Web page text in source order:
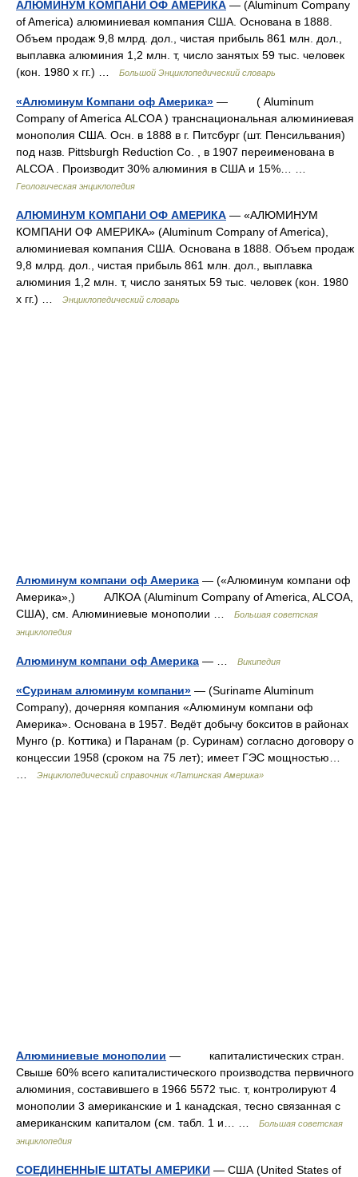
АЛЮМИНУМ КОМПАНИ ОФ АМЕРИКА — (Aluminum Company
of America) алюминиевая компания США. Основана в 1888.
Объем продаж 9,8 млрд. дол., чистая прибыль 861 млн. дол.,
выплавка алюминия 1,2 млн. т, число занятых 59 тыс. человек
(кон. 1980 х гг.) …
Большой Энциклопедический словарь
«Алюминум Компани оф Америка» — ( Аluminum
Company of America АLCOA ) транснациональная алюминиевая
монополия США. Oсн. в 1888 в г. Питсбург (шт. Пенсильвания)
под назв. Pittsburgh Reduction Co. , в 1907 переименована в
АLCOA . Производит 30% алюминия в США и 15%… …
Геологическая энциклопедия
АЛЮМИНУМ КОМПАНИ ОФ АМЕРИКА — «АЛЮМИНУМ
КОМПАНИ ОФ АМЕРИКА» (Aluminum Company of America),
алюминиевая компания США. Основана в 1888. Объем продаж
9,8 млрд. дол., чистая прибыль 861 млн. дол., выплавка
алюминия 1,2 млн. т, число занятых 59 тыс. человек (кон. 1980
х гг.) …
Энциклопедический словарь
Алюминум компани оф Америка — («Алюминум компани оф
Америка»,) АЛКОА (Aluminum Company of America, ALCOA,
США), см. Алюминиевые монополии …
Большая советская
энциклопедия
Алюминум компани оф Америка — … Википедия
«Суринам алюминум компани» — (Suriname Aluminum
Company), дочерняя компания «Алюминум компани оф
Америка». Основана в 1957. Ведёт добычу бокситов в районах
Мунго (р. Коттика) и Паранам (р. Суринам) согласно договору о
концессии 1958 (сроком на 75 лет); имеет ГЭС мощностью…
Энциклопедический справочник «Латинская Америка»
Алюминиевые монополии — капиталистических стран.
Свыше 60% всего капиталистического производства первичного
алюминия, составившего в 1966 5572 тыс. т, контролируют 4
монополии 3 американские и 1 канадская, тесно связанная с
американским капиталом (см. табл. 1 и… …
Большая советская
энциклопедия
СОЕДИНЕННЫЕ ШТАТЫ АМЕРИКИ — США (United States of